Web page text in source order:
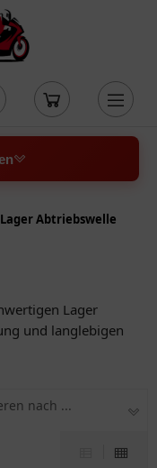
Lager Abtriebswelle
Lager
und langlebigen
nach ...